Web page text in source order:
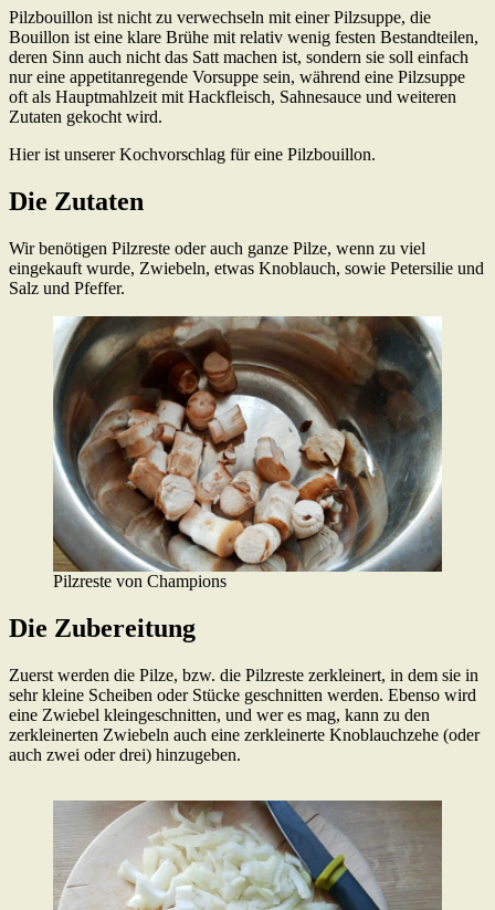
Pilzbouillon ist nicht zu verwechseln mit einer Pilzsuppe, die
Bouillon ist eine klare Brühe mit relativ wenig festen Bestandteilen,
deren Sinn auch nicht das Satt machen ist, sondern sie soll einfach
nur eine appetitanregende Vorsuppe sein, während eine Pilzsuppe
oft als Hauptmahlzeit mit Hackfleisch, Sahnesauce und weiteren
Zutaten gekocht wird.
Hier ist unserer Kochvorschlag für eine Pilzbouillon.
Die Zutaten
Wir benötigen Pilzreste oder auch ganze Pilze, wenn zu viel
eingekauft wurde, Zwiebeln, etwas Knoblauch, sowie Petersilie und
Salz und Pfeffer.
Pilzreste von Champions
Die Zubereitung
Zuerst werden die Pilze, bzw. die Pilzreste zerkleinert, in dem sie in
sehr kleine Scheiben oder Stücke geschnitten werden. Ebenso wird
eine Zwiebel kleingeschnitten, und wer es mag, kann zu den
zerkleinerten Zwiebeln auch eine zerkleinerte Knoblauchzehe (oder
auch zwei oder drei) hinzugeben.